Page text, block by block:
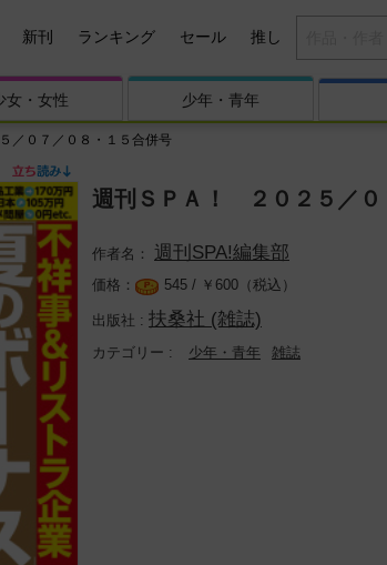
新刊 ランキング セール 推し
女・ 女性 少年・ 青年
／０７／０８・１５合併号
週刊ＳＰＡ！ ２０２５／０
週刊SPA!編集部
545 / ￥ 600（税込）
扶桑社 (雑誌)
少年・青年 雑誌